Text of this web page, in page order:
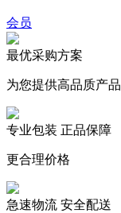
会员
最优采购方案
为您提供高品质产品
专业包装 正品保障
更合理价格
急速物流 安全配送